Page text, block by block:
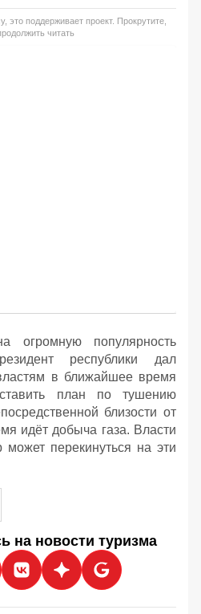
это поддерживает проект. Прокрутите,
читать
огромную популярность
республики дал
в ближайшее время
план по тушению
близости от
идёт добыча газа. Власти
перекинуться на эти
на новости туризма